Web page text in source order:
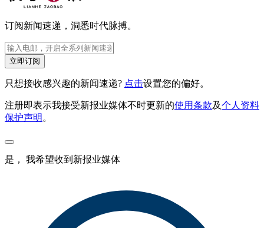
订阅新闻速递，洞悉时代脉搏。
立即订阅
只想接收感兴趣的新闻速递? 点击设置您的偏好。
注册即表示我接受新报业媒体不时更新的使用条款及个人资料
保护声明 。
是， 我希望收到新报业媒体